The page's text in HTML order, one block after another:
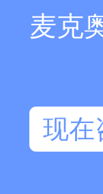
麦克
现在